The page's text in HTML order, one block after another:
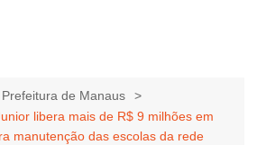
Prefeitura de Manaus
libera mais de R$ 9 milhões em
manutenção das escolas da rede